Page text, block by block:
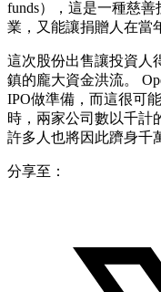
funds），這是一種慈
業，又能讓捐贈人在當
這次股份出售讓投資人
鎮的龐大資金洪流。
IPO做準備，而這很可
時，兩家公司數以千計
許多人也將因此躋身千
分享至：